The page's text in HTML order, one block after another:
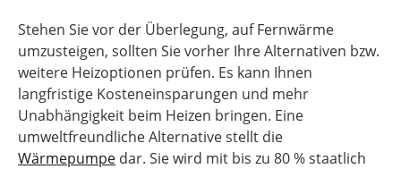
Stehen Sie vor der Überlegung, auf Fernwärme
umzusteigen, sollten Sie vorher Ihre Alternativen bzw.
weitere Heizoptionen prüfen. Es kann Ihnen
langfristige Kosteneinsparungen und mehr
Unabhängigkeit beim Heizen bringen. Eine
umweltfreundliche Alternative stellt die
Wärmepumpe dar. Sie wird mit bis zu 80 % staatlich